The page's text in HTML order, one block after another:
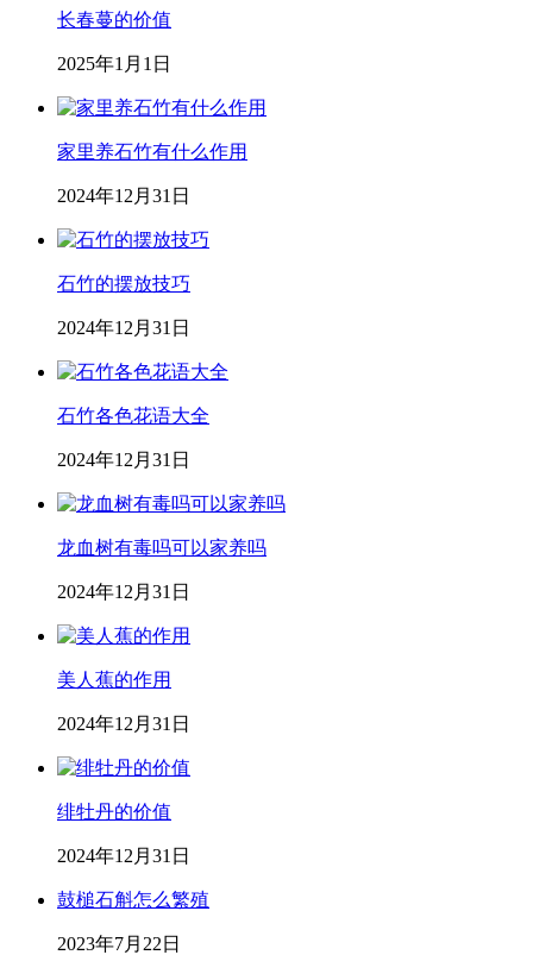
长春蔓的价值
2025年1月1日
家里养石竹有什么作用
2024年12月31日
石竹的摆放技巧
2024年12月31日
石竹各色花语大全
2024年12月31日
龙血树有毒吗可以家养吗
2024年12月31日
美人蕉的作用
2024年12月31日
绯牡丹的价值
2024年12月31日
鼓槌石斛怎么繁殖
2023年7月22日